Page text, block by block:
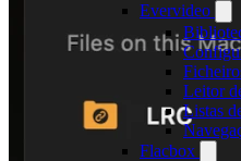
Evervideo
Leitor
Listas
Flacbox